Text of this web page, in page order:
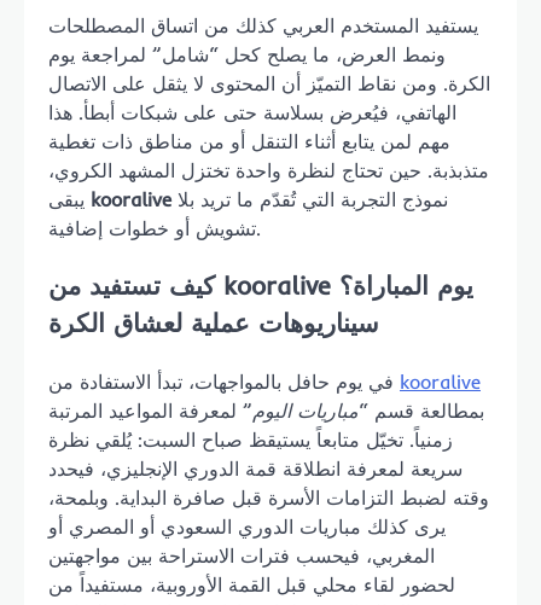
يستفيد المستخدم العربي كذلك من اتساق المصطلحات
ونمط العرض، ما يصلح كحل “شامل” لمراجعة يوم
الكرة. ومن نقاط التميّز أن المحتوى لا يثقل على الاتصال
الهاتفي، فيُعرض بسلاسة حتى على شبكات أبطأ. هذا
مهم لمن يتابع أثناء التنقل أو من مناطق ذات تغطية
متذبذبة. حين تحتاج لنظرة واحدة تختزل المشهد الكروي،
kooraliveنموذج التجربة التي تُقدّم ما تريد بلا
تشويش أو خطوات إضافية.
كيف تستفيد من kooralive يوم المباراة؟
سيناريوهات عملية لعشاق الكرة
kooralive
بمطالعة قسم “مباريات اليوم” لمعرفة المواعيد المرتبة
زمنياً. تخيّل متابعاً يستيقظ صباح السبت: يُلقي نظرة
سريعة لمعرفة انطلاقة قمة الدوري الإنجليزي، فيحدد
وقته لضبط التزامات الأسرة قبل صافرة البداية. وبلمحة،
يرى كذلك مباريات الدوري السعودي أو المصري أو
المغربي، فيحسب فترات الاستراحة بين مواجهتين
لحضور لقاء محلي قبل القمة الأوروبية، مستفيداً من